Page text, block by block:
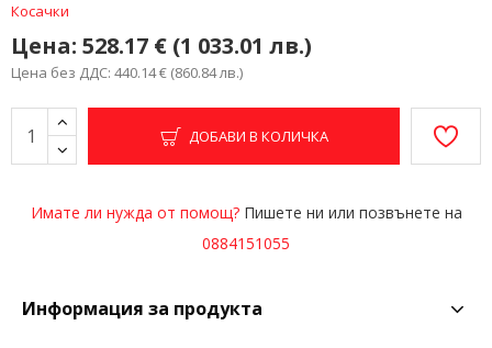
Цена: 528.17 € (1 033.01 лв.)
Цена без ДДС: 440.14 € (860.84 лв.)
Косачки
ДОБАВИ В КОЛИЧКА
Имате ли нужда от помощ?Пишете ни или позвънете на
0884151055
Информация за продукта